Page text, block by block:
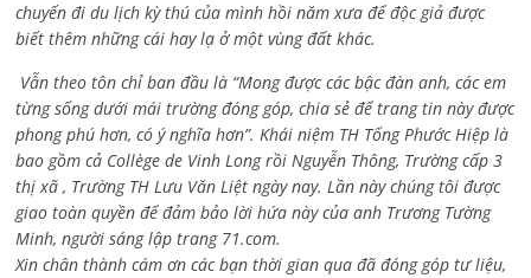
chuyến đi du lịch kỳ thú của mình hồi năm xưa để độc giả được
biết thêm những cái hay lạ ở một vùng đất khác.
Vẫn theo tôn chỉ ban đầu là “Mong được các bậc đàn anh, các em
từng sống dưới mái trường đóng góp, chia sẻ để trang tin này được
phong phú hơn, có ý nghĩa hơn”. Khái niệm TH Tống Phước Hiệp là
bao gồm cả Collège de Vinh Long rồi Nguyễn Thông, Trường cấp 3
thị xã , Trường TH Lưu Văn Liệt ngày nay. Lần này chúng tôi được
giao toàn quyền để đảm bảo lời hứa này của anh Trương Tường
Minh, người sáng lập trang 71.com.
Xin chân thành cám ơn các bạn thời gian qua đã đóng góp tư liệu,